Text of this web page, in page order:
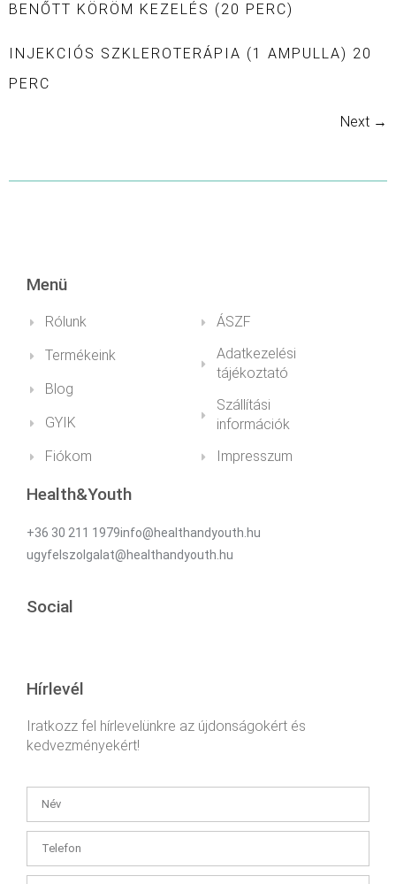
BENŐTT KÖRÖM KEZELÉS (20 PERC)
INJEKCIÓS SZKLEROTERÁPIA (1 AMPULLA) 20
PERC
Next →
Menü
Rólunk
Termékeink
Blog
GYIK
Fiókom
ÁSZF
Adatkezelési
tájékoztató
Szállítási
információk
Impresszum
Health&Youth
+36 30 211 1979info@healthandyouth.hu
ugyfelszolgalat@healthandyouth.hu
Social
Hírlevél
Iratkozz fel hírlevelünkre az újdonságokért és
kedvezményekért!